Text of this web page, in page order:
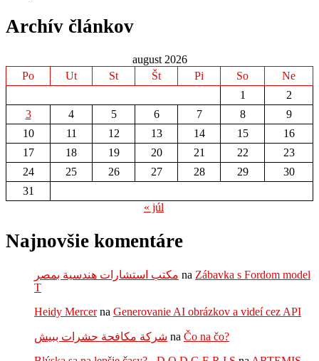
Archív článkov
august 2026
Po
Ut St Št Pi So
Ne
1
2
3
4 5 6 7 8
9
10
11 12 13 14 15
16
17
18 19 20 21 22
23
24
25 26 27 28 29
30
31
« júl
Najnovšie komentáre
مكتب استشارات هندسية بمصر na Zábavka s Fordom model
T
Heidy Mercerna Generovanie AI obrázkov a videí cez API
شركة مكافحة حشرات ببيش na Čo na čo?